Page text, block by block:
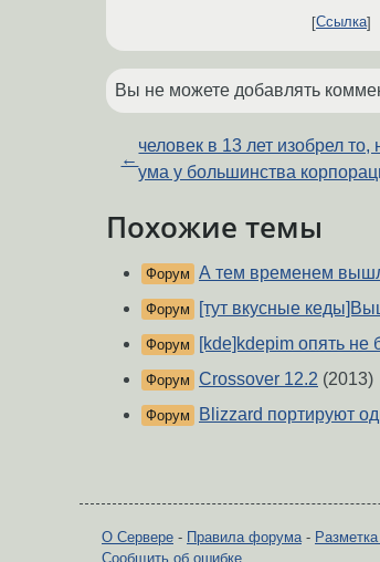
Ссылка
Вы не можете добавлять
←
человек в 13 лет изобрел то,
ума у большинства
Похожие темы
Форум А тем временем
Форум [тут вкусные
Форум [kde]kdepim опять не
Форум Crossover 12.2 (2013)
Форум Blizzard портируют
О Сервере - Правила форума-
Сообщить об ошибке